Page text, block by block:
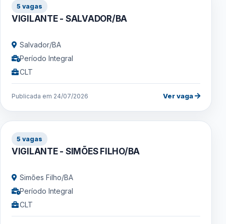
5 vagas
VIGILANTE - SALVADOR/BA
Salvador/BA
Período Integral
CLT
Publicada em 24/07/2026 Ver vaga
5 vagas
VIGILANTE - SIMÕES FILHO/BA
Simões Filho/BA
Período Integral
CLT